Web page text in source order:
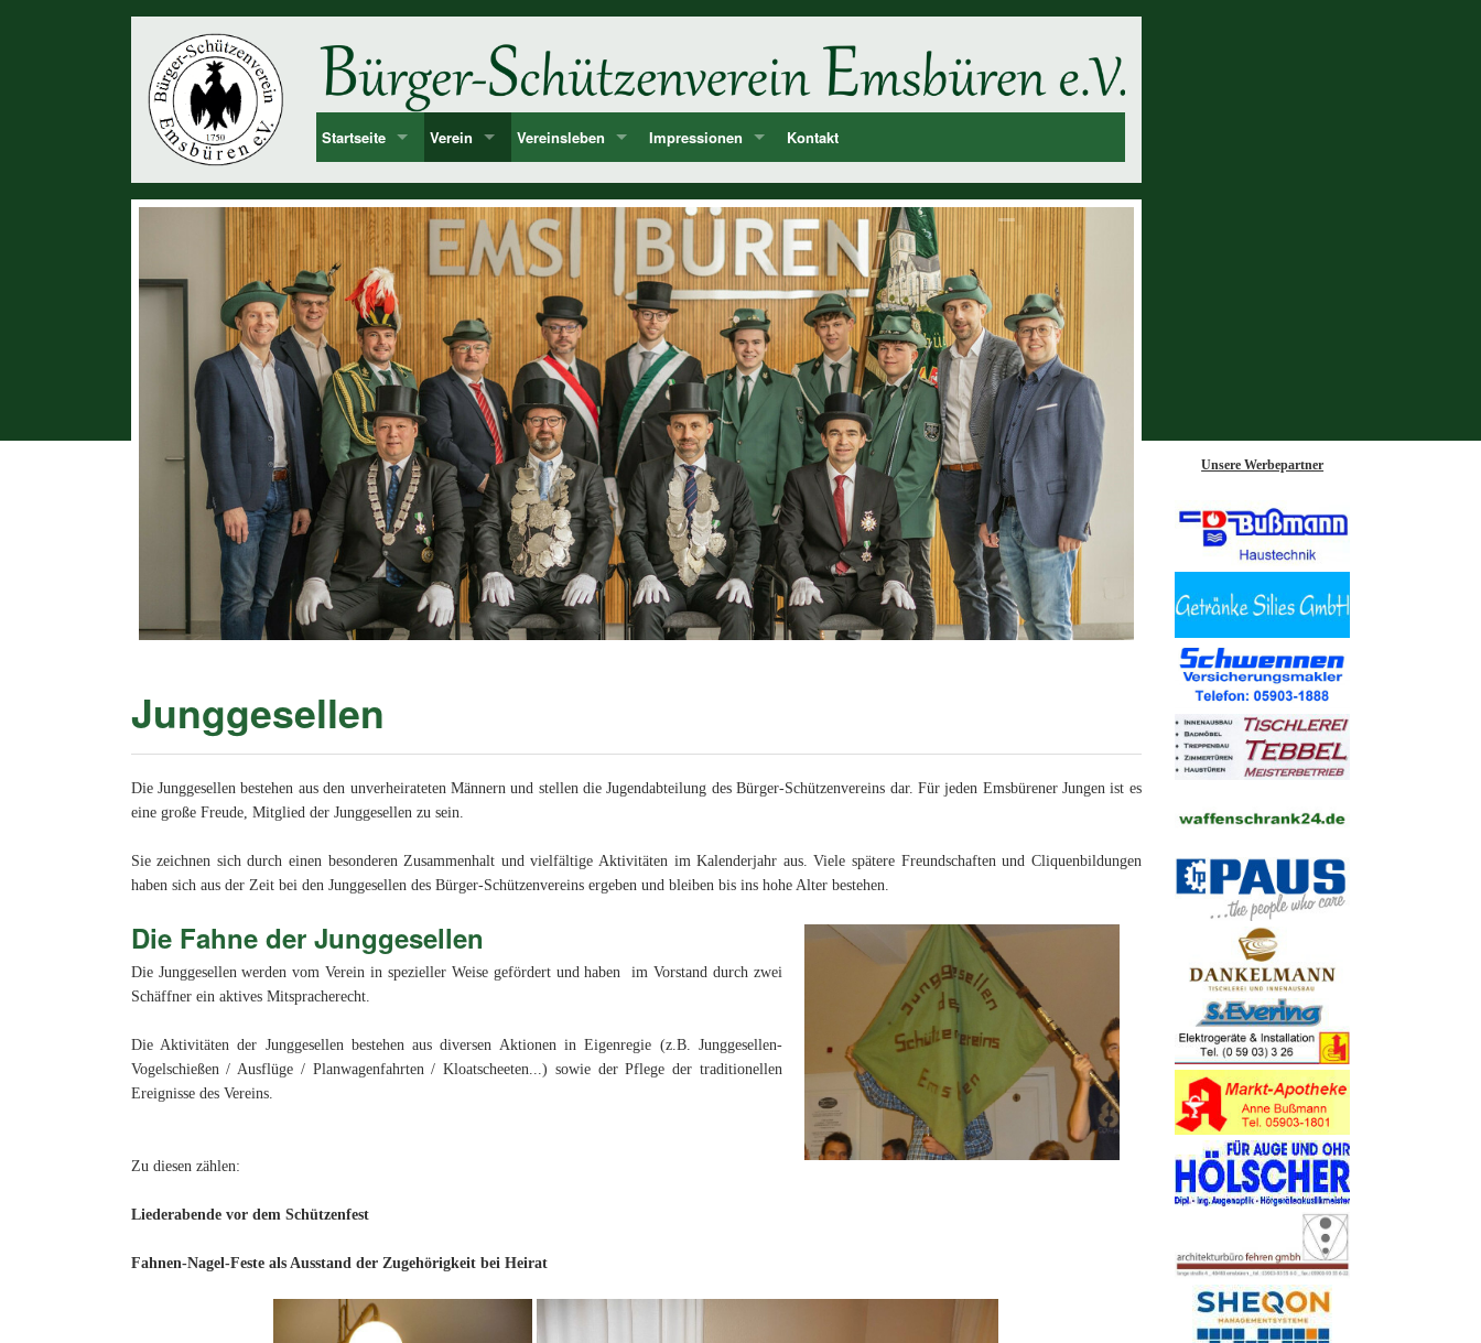
Startseite
Bekanntmachung & Termine
über uns
Dorf Emsbüren
Verein
Vorstand
Mitglieder
Junggesellen
Chronologie der Könige und Ämter
Vereinshistorie ab 1750
Vereinsleben
Unsere Feste und Veranstaltungen
Musik - Lieder - passende Worte PANIK-Orchester
Impressionen
2026
2024
2023
2022
2021
2020
2019
2018
2017
2014
2012
2010
Kontakt
Junggesellen
Die Junggesellen bestehen aus den unverheirateten Männern und stellen die Jugendabteilung des Bürger-Schützenvereins dar. Für jeden Emsbürener Jungen ist es
eine große Freude, Mitglied der Junggesellen zu sein.
Sie zeichnen sich durch einen besonderen Zusammenhalt und vielfältige Aktivitäten im Kalenderjahr aus. Viele spätere Freundschaften und Cliquenbildungen
haben sich aus der Zeit bei den Junggesellen des Bürger-Schützenvereins ergeben und bleiben bis ins hohe Alter bestehen.
Die Fahne der Junggesellen
Die Junggesellen werden vom Verein in spezieller Weise gefördert und haben im Vorstand durch zwei
Schäffner ein aktives Mitspracherecht.
Die Aktivitäten der Junggesellen bestehen aus diversen Aktionen in Eigenregie (z.B. Junggesellen-
Vogelschießen / Ausflüge / Planwagenfahrten / Kloatscheeten...) sowie der Pflege der traditionellen
Ereignisse des Vereins.
Zu diesen zählen:
Liederabende vor dem Schützenfest
Fahnen-Nagel-Feste als Ausstand der Zugehörigkeit bei Heirat
Unsere Werbepartner